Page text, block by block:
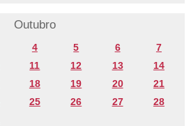
Outubro
4 5 6
7
11 12 13
14
18 19 20
21
25 26 27
28